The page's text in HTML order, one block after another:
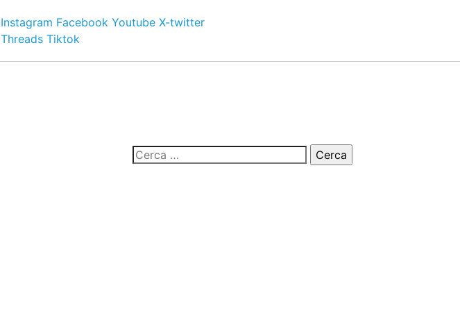
Instagram Facebook Youtube X-twitter
Threads Tiktok